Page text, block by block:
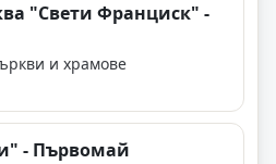
"Свети Франциск" -
и храмове
- Първомай